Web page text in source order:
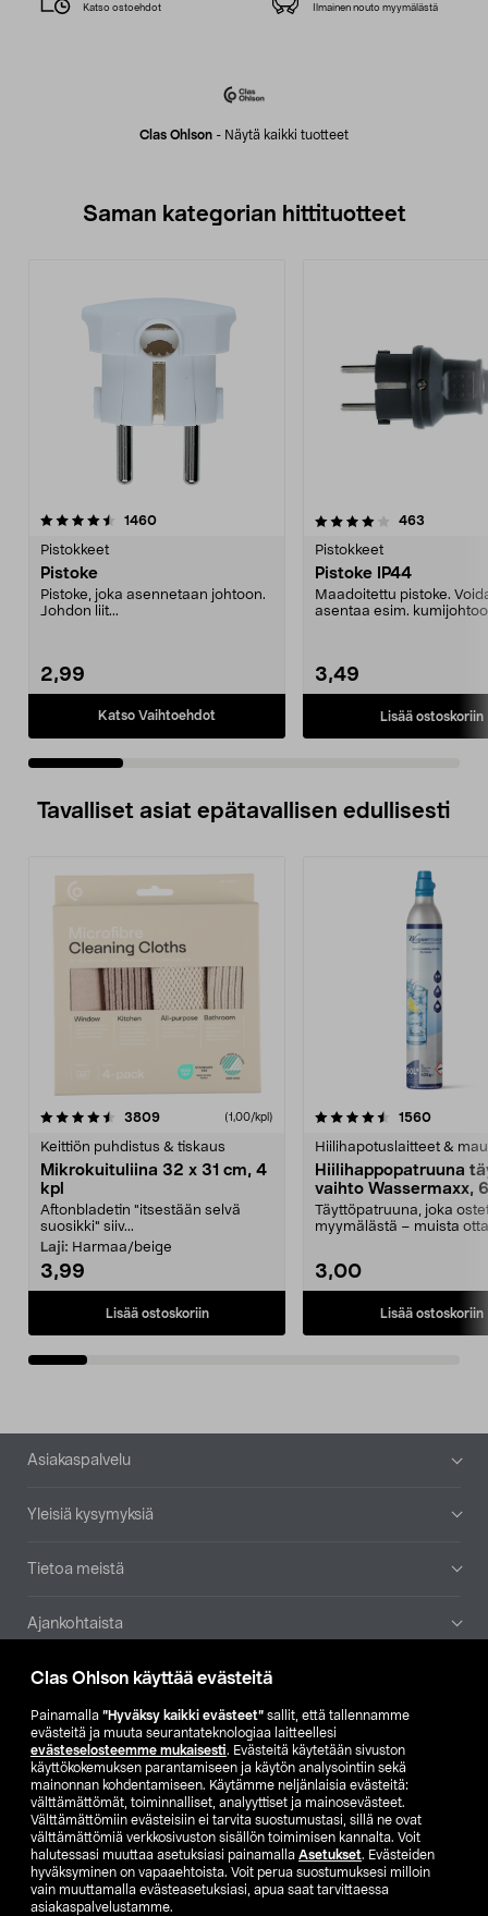
Clas Ohlson käyttää evästeitä
Painamalla ”Hyväksy kaikki evästeet” sallit, että tallennamme
evästeitä ja muuta seurantateknologiaa laitteellesi
evästeselosteemme mukaisesti. Evästeitä käytetään sivuston
käyttökokemuksen parantamiseen ja käytön analysointiin sekä
mainonnan kohdentamiseen. Käytämme neljänlaisia evästeitä:
välttämättömät, toiminnalliset, analyyttiset ja mainosevästeet.
Välttämättömiin evästeisiin ei tarvita suostumustasi, sillä ne ovat
välttämättömiä verkkosivuston sisällön toimimisen kannalta. Voit
halutessasi muuttaa asetuksiasi painamalla Asetukset. Evästeiden
hyväksyminen on vapaaehtoista. Voit perua suostumuksesi milloin
vain muuttamalla evästeasetuksiasi, apua saat tarvittaessa
asiakaspalvelustamme.
Clas Ohlson - Näytä kaikki tuotteet
Katso ostoehdot Ilmainen nouto myymälästä
Saman kategorian hittituotteet
1460arvostelut
Pistokkeet
Pistoke
Pistoke, joka asennetaan johtoon.
Johdon liit...
2,99
Katso Vaihtoehdot
4.0 viidestä
463
Pistokkeet
Pistoke IP44
Maadoitettu pistoke.
asentaa esim.
3,49
Lisää ostoskoriin
4.5 viidestä
Tavalliset asiat epätavallisen edullisesti
3809arvostelut (1,00/kpl)
Keittiön puhdistus & tiskaus
Mikrokuituliina 32 x 31 cm, 4
kpl
Aftonbladetin "itsestään selvä
suosikki" siiv...
Laji: Harmaa/beige
3,99
Lisää ostoskoriin
4.5viidestä
1560
Hiilihapotuslaitteet &
Hiilihappopatruuna
vaihto Wassermaxx,
Täyttöpatruuna, joka
myymälästä – muista
3,00
Lisää ostoskoriin
4.5viidestä
Alatunniste
Asiakaspalvelu
Yleisiä kysymyksiä
Tietoa meistä
Ajankohtaista
Muut yrityksemme
Etsi myymälä
SE NO FI
FI SV